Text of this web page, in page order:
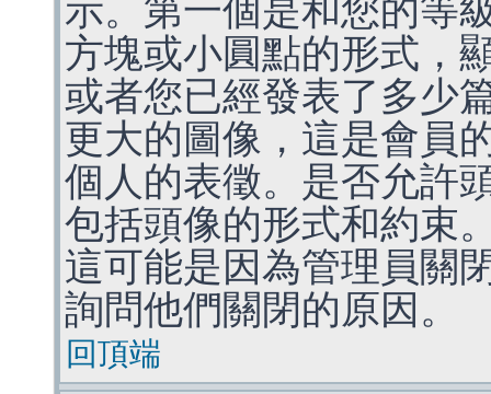
示。第一個是和您的等
方塊或小圓點的形式，
或者您已經發表了多少
更大的圖像，這是會員
個人的表徵。是否允許
包括頭像的形式和約束
這可能是因為管理員關
詢問他們關閉的原因。
回頂端